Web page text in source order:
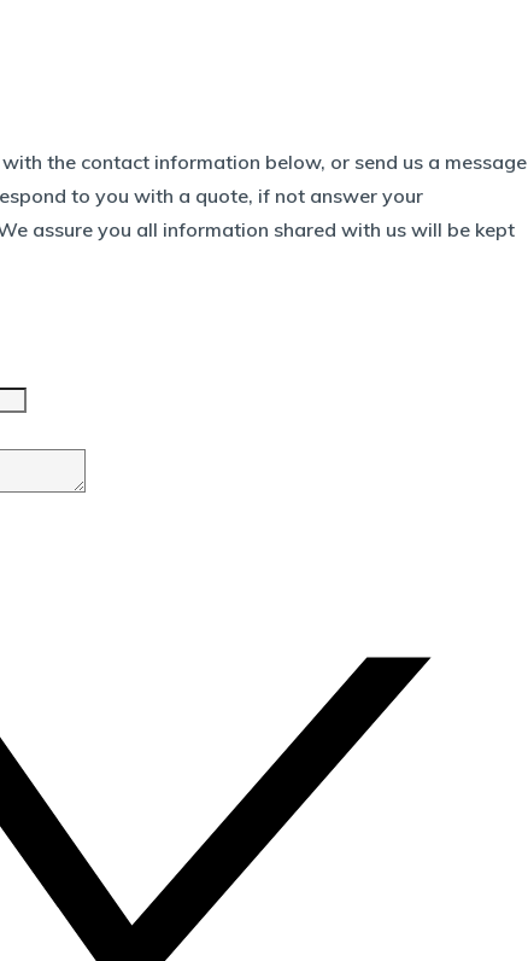
the contact information below, or send us a message
to you with a quote, if not answer your
assure you all information shared with us will be kept